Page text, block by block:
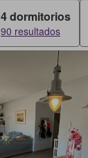
4 dormitorios
90 resultados